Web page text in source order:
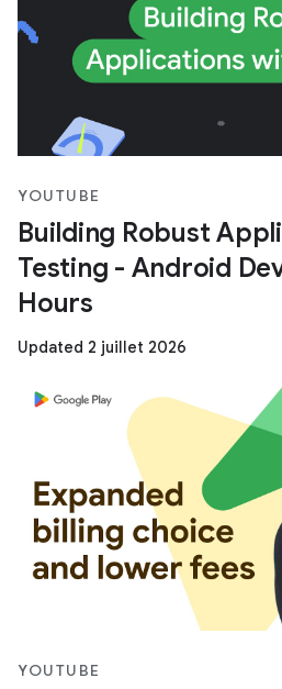
YOUTUBE
Building Robust
Testing - Android
Hours
Updated 2 juillet 2026
YOUTUBE